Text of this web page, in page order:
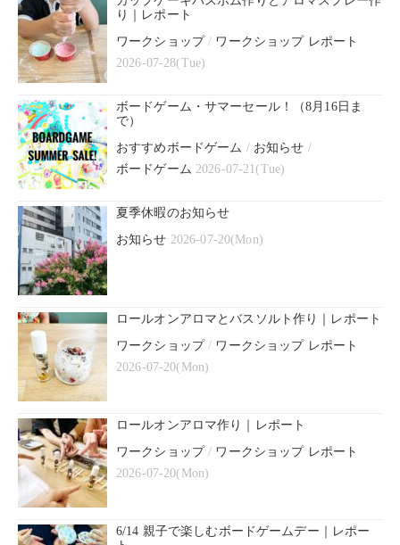
り｜レポート
ワークショップ/ ワークショップ レポート
2026-07-28(Tue)
ボードゲーム・サマーセール！（8月16日ま
で）
おすすめボードゲーム / お知らせ /
ボードゲーム 2026-07-21(Tue)
夏季休暇のお知らせ
お知らせ 2026-07-20(Mon)
ロールオンアロマとバスソルト作り｜レポート
ワークショップ/ ワークショップ レポート
2026-07-20(Mon)
ロールオンアロマ作り｜レポート
ワークショップ/ ワークショップ レポート
2026-07-20(Mon)
6/14 親子で楽しむボードゲームデー｜レポー